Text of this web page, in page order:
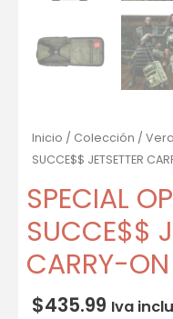
Inicio / Colección /
SUCCE$$ JETSETTER
SPECIAL
SUCCE$$
CARRY-
$435.99 Iva